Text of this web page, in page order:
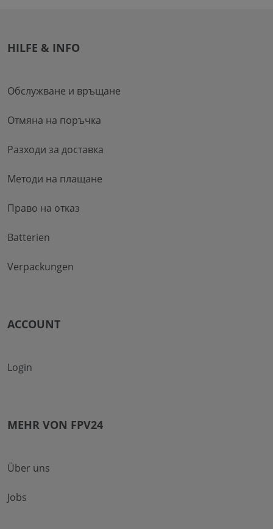
HILFE & INFO
Обслужване и връщане
Отмяна на поръчка
Разходи за доставка
Методи на плащане
Право на отказ
Batterien
Verpackungen
ACCOUNT
Login
MEHR VON FPV24
Über uns
Jobs